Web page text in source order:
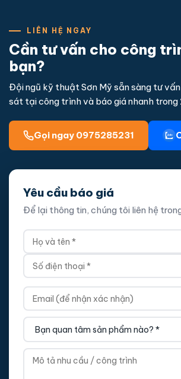
LIÊN HỆ NGAY
Cần tư vấn cho công
bạn?
Đội ngũ kỹ thuật Sơn Mỹ sẵn sàng tư
sát tại công trình và báo giá nhanh trong
Gọi ngay 0975285231
Yêu cầu báo giá
Để lại thông tin, chúng tôi liên hệ